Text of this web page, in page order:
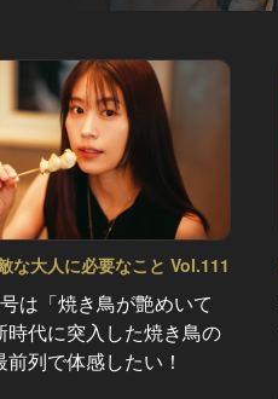
な大人に必要なこと Vol.111
は「焼き鳥が艶めいて
時代に突入した焼き鳥の
列で体感したい！